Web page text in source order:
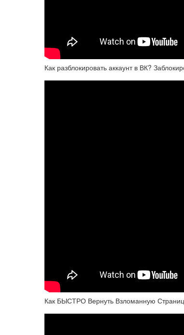
Как разблокировать аккаунт в ВК?
Как БЫСТРО Вернуть Взломанную